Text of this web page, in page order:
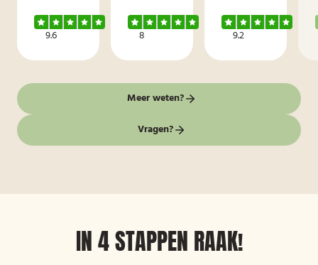
9.6 8 9.2
Meer weten?
Vragen?
IN 4 STAPPEN RAAK!